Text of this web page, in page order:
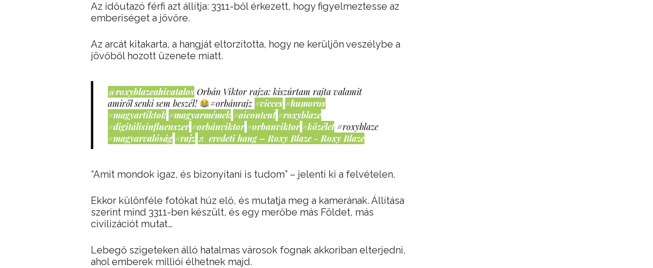
Az időutazó férfi azt állítja: 3311-ből érkezett, hogy figyelmeztesse az
emberiséget a jövőre.
Az arcát kitakarta, a hangját eltorzította, hogy ne kerüljön veszélybe a
jövőből hozott üzenete miatt.
@roxyblazeahivatalos Orbán Viktor rajza: kiszúrtam rajta valamit
amiről senki sem beszél!
#orbánrajz #vicces #humoros
#magyartiktok #magyarmémek #aicontent #roxyblaze
#digitálisinfluenszer #orbánviktor #orbanviktor #közélet #roxyblaze
#magyarvalóság #rajz ♬ eredeti hang – Roxy Blaze - Roxy Blaze
“Amit mondok igaz, és bizonyítani is tudom” – jelenti ki a felvételen.
Ekkor különféle fotókat húz elő, és mutatja meg a kamerának. Állítása
szerint mind 3311-ben készült, és egy merőbe más Földet, más
civilizációt mutat…
Lebegő szigeteken álló hatalmas városok fognak akkoriban elterjedni,
ahol emberek milliói élhetnek majd.